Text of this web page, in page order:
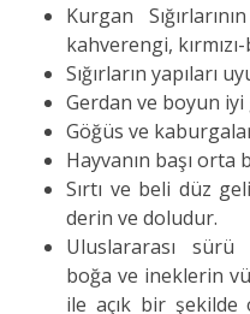
Kurgan
kahverengi,
Sığırların yapıları
Gerdan ve boyun
Göğüs ve
Hayvanın başı orta
Sırtı ve beli düz
derin ve doludur.
Uluslararası
boğa ve ineklerin
ile açık bir şekilde